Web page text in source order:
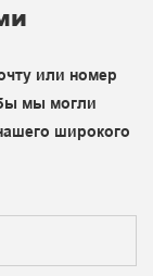
или номер
мы могли
широкого